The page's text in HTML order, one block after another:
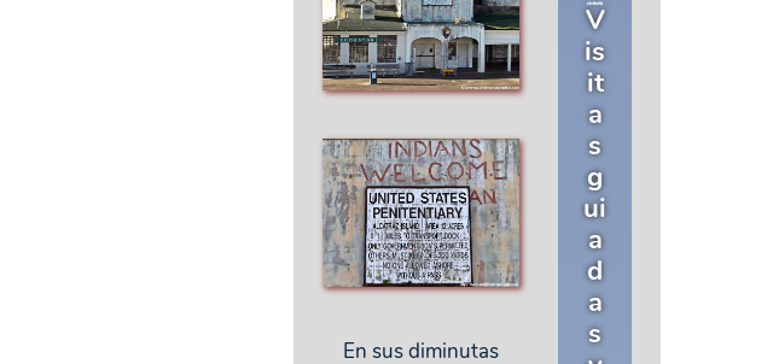
En sus diminutas
V
is
it
a
s
g
ui
a
d
a
s